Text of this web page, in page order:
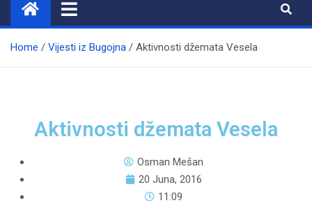
Home Vijesti iz Bugojna Aktivnosti džemata Vesela
Aktivnosti džemata Vesela
Osman Mešan
20 Juna, 2016
11:09